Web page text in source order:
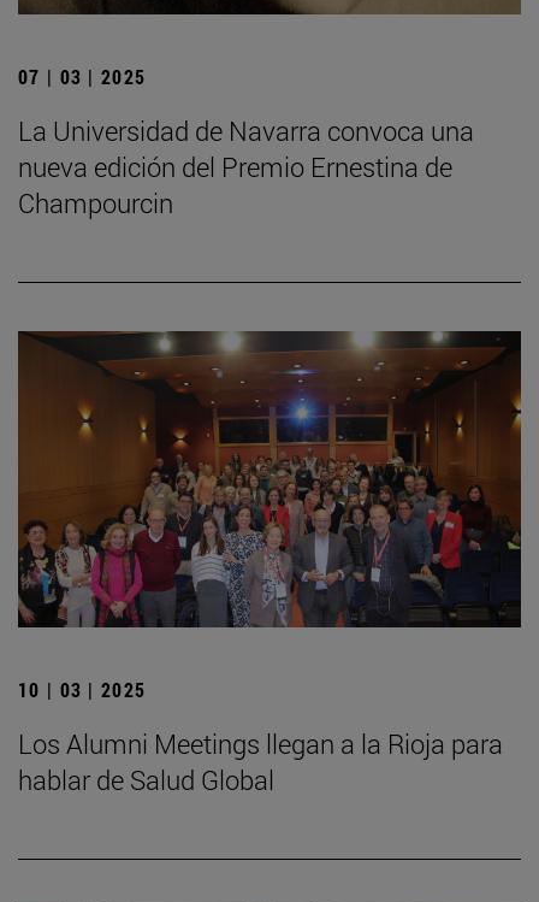
07 | 03 | 2025
La Universidad de Navarra convoca una
nueva edición del Premio Ernestina de
Champourcin
10 | 03 | 2025
Los Alumni Meetings llegan a la Rioja para
hablar de Salud Global